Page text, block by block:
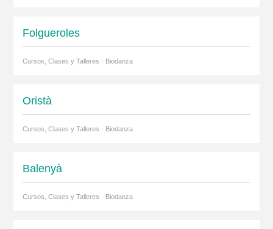
Folgueroles
Cursos, Clases y Talleres · Biodanza
Oristà
Cursos, Clases y Talleres · Biodanza
Balenyà
Cursos, Clases y Talleres · Biodanza